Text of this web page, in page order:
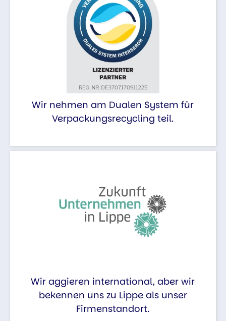
Wir nehmen am Dualen System für
Verpackungsrecycling teil.
Wir aggieren international, aber wir
bekennen uns zu Lippe als unser
Firmenstandort.